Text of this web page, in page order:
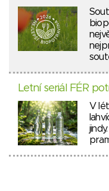
Letní seriál FÉR
V